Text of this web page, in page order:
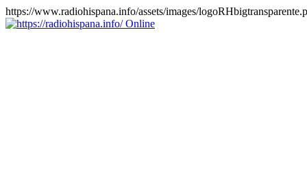
https://www.radiohispana.info/assets/images/
Online